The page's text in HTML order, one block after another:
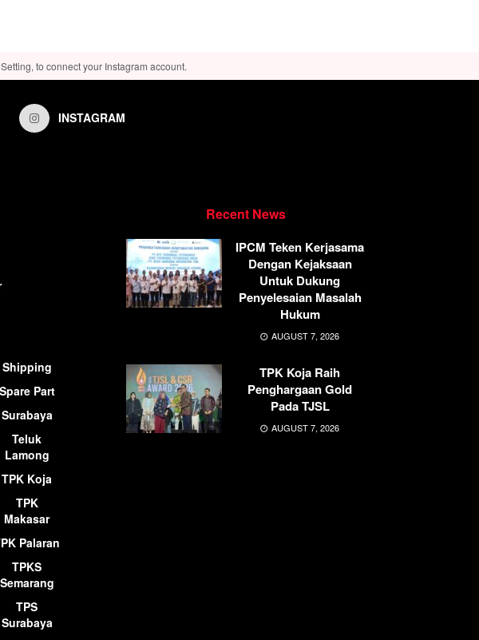
to connect your Instagram account.
INSTAGRAM
Shipping
Spare Part
Surabaya
Teluk
Lamong
TPK Koja
TPK
Makasar
Palaran
TPKS
Semarang
TPS
Surabaya
Recent News
IPCM Teken Kerjasama
Dengan Kejaksaan
Untuk Dukung
Penyelesaian Masalah
Hukum
AUGUST 7, 2026
TPK Koja Raih
Penghargaan Gold
Pada TJSL
AUGUST 7, 2026